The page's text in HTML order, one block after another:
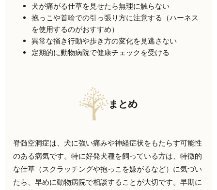
犬が痛がる仕草を見せたら無理に触らない
抱っこや首輪での引っ張り方に注意する（ハーネス
を使用するのがおすすめ）
異常な掻き行動や歩き方の変化を見逃さない
定期的に動物病院で健康チェックを受ける
まとめ
脊髄空洞症は、犬に強い痛みや神経症状をもたらす可能性
のある病気です。特に好発犬種を飼っている方は、特徴的
な仕草（スクラッチングや抱っこを嫌がるなど）に気づい
たら、早めに動物病院で相談することが大切です。早期に